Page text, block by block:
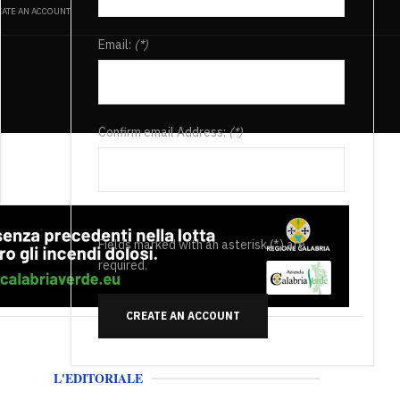
AN ACCOUNT
Email: (*)
Confirm email Address:(*)
Fields marked with an asterisk (*) are
required.
CREATE AN ACCOUNT
L'EDITORIALE